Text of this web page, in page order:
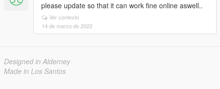
please update so that it can work fine online aswell..
Ver contexto
14 de marzo de 2022
Designed in Alderney
Made in Los Santos